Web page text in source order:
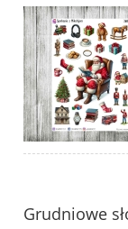
Grudniowe